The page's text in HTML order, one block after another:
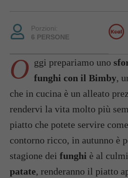
Porzioni:
6 PERSONE
O ggi prepariamo uno
funghi con il Bimby,
che in cucina è un alleato
rendervi la vita molto più
piatto che potete servire
contorno ricco, in autunno è
stagione dei funghi è al
patate, renderanno il piatto